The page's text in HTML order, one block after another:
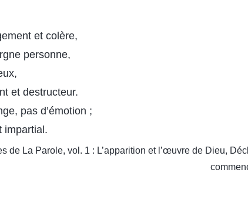
et colère,
personne,
et destructeur.
pas d’émotion ;
impartial.
de La Parole, vol. 1 : L’apparition et l’œuvre de Dieu,